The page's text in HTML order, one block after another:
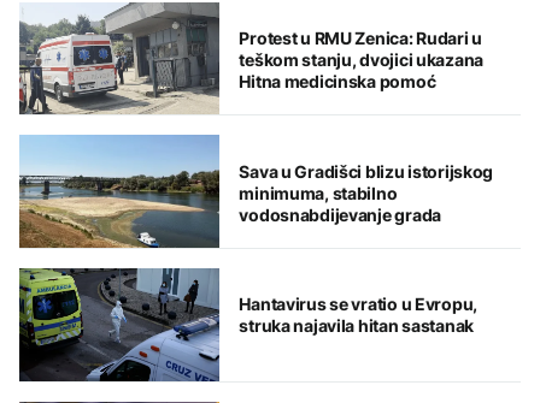
Protest u RMU Zenica: Rudari u
teškom stanju, dvojici ukazana
Hitna medicinska pomoć
Sava u Gradišci blizu istorijskog
minimuma, stabilno
vodosnabdijevanje grada
Hantavirus se vratio u Evropu,
struka najavila hitan sastanak